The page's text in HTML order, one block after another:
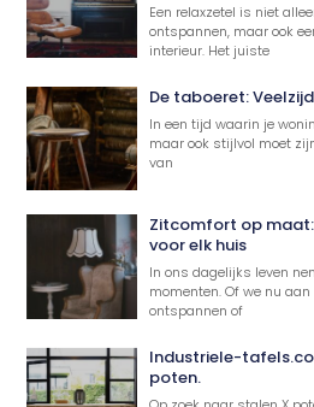
Een relaxzetel is niet
ontspannen, maar ook
interieur. Het juiste
De taboeret:
In een tijd waarin je
maar ook stijlvol moet
van
Zitcomfort op
voor elk huis
In ons dagelijks leven
momenten. Of we nu
ontspannen of
Industriele-
poten.